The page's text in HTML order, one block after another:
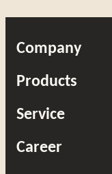
Company
Products
Service
Career